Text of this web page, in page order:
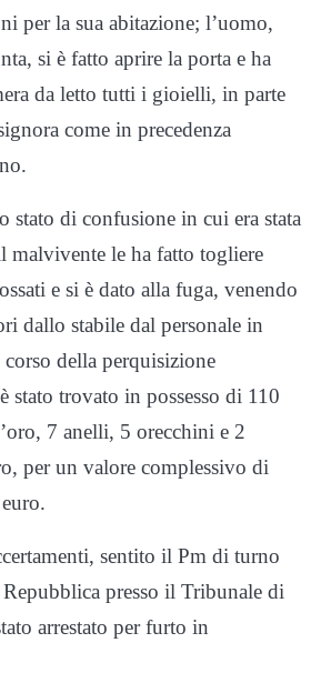
per la sua abitazione; l’uomo,
si è fatto aprire la porta e ha
da letto tutti i gioielli, in parte
come in precedenza
stato di confusione in cui era stata
malvivente le ha fatto togliere
e si è dato alla fuga, venendo
dallo stabile dal personale in
della perquisizione
stato trovato in possesso di 110
7 anelli, 5 orecchini e 2
per un valore complessivo di
sentito il Pm di turno
presso il Tribunale di
arrestato per furto in